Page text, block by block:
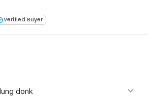
di sarankan Packagignya lbh bagus dan
Verified Buyer
donk